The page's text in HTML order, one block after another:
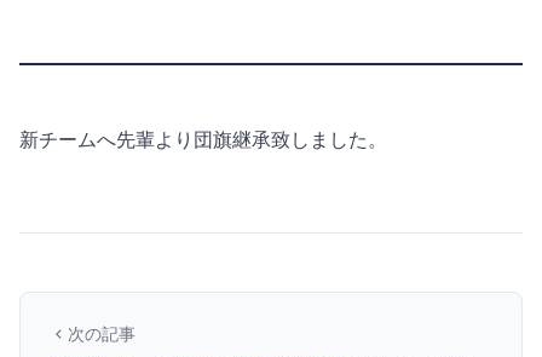
新チームへ先輩より団旗継承致しました。
次の記事